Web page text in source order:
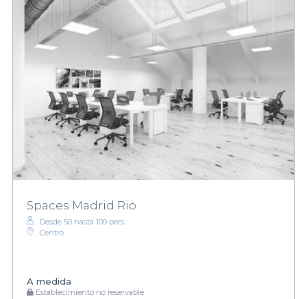
Spaces Madrid Rio
Desde 50 hasta 100 pers.
Centro
A medida
Establecimiento no reservable